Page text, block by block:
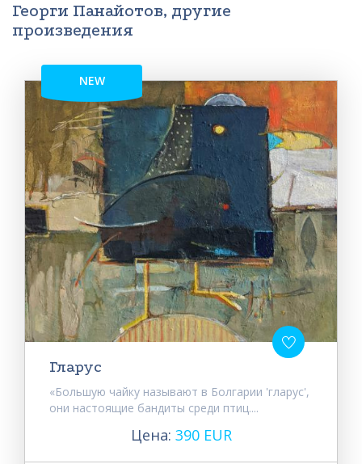
Георги Панайотов, другие
произведения
NEW
Гларус
«Большую чайку называют в Болгарии 'гларус',
они настоящие бандиты среди птиц....
Цена: 390 EUR